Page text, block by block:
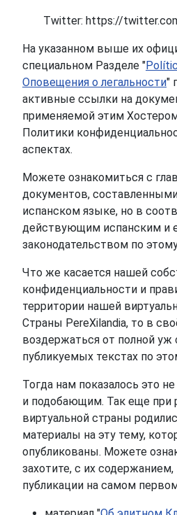
Twitter: https://
На указанном выше их
специальном Разделе "
Оповещения о легальности"
активные ссылки на
применяемой этим
Политики
аспектах.
Можете ознакомиться с
документов,
испанском языке, но в
действующим испанским и
законодательством по
Что же касается нашей
конфиденциальности и
территории нашей
Страны PereXilandia, то в
воздержаться от полной уж
публикуемых текстах по
Тогда нам показалось это
и подобающим. Так еще при
виртуальной страны
материалы на эту тему,
опубликованы. Можете
захотите, с их
публикации на самом